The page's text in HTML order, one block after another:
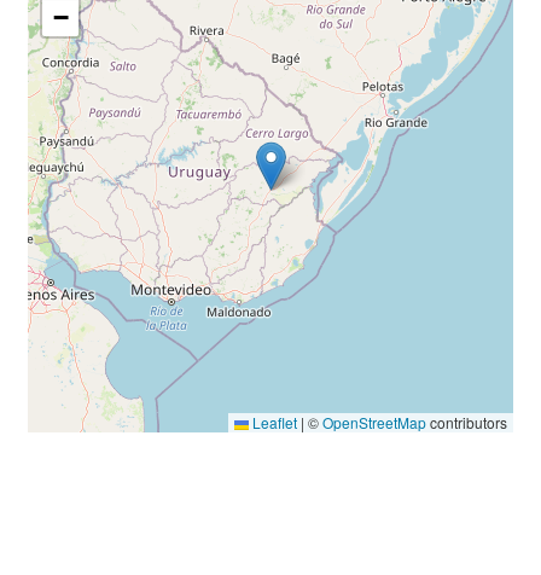
−
Leaflet | ©OpenStreetMapcontributors